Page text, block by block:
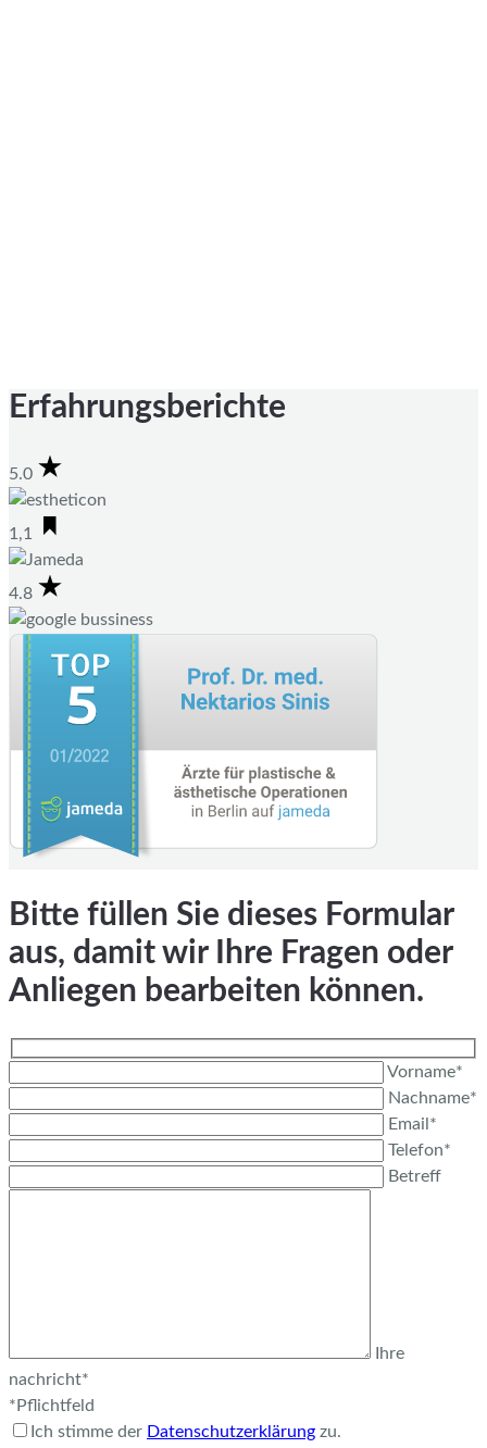
Erfahrungsberichte
5.0
1,1
4.8
Bitte füllen Sie dieses Formular
aus, damit wir Ihre Fragen oder
Anliegen bearbeiten können.
Vorname*
Nachname*
Email*
Telefon*
Betreff
Ihre
nachricht*
*Pflichtfeld
Ich stimme der Datenschutzerklärung zu.